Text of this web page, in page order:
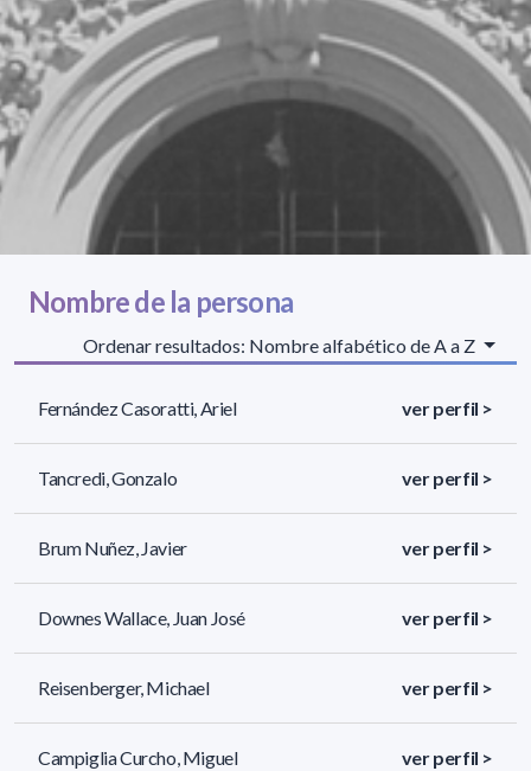
Nombre de la persona
Ordenar resultados: Nombre alfabético de A a Z
Fernández Casoratti, Ariel ver perfil >
Tancredi, Gonzalo ver perfil >
Brum Nuñez, Javier ver perfil >
Downes Wallace, Juan José ver perfil >
Reisenberger, Michael ver perfil >
Campiglia Curcho, Miguel ver perfil >